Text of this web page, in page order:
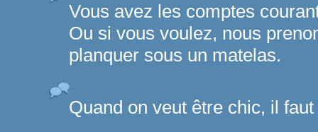
Vous avez les comptes
Ou si vous voulez, nous
planquer sous un matelas.
Quand on veut être chic, il